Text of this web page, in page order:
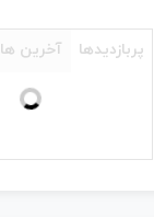
پربازدیدها آخرین ها